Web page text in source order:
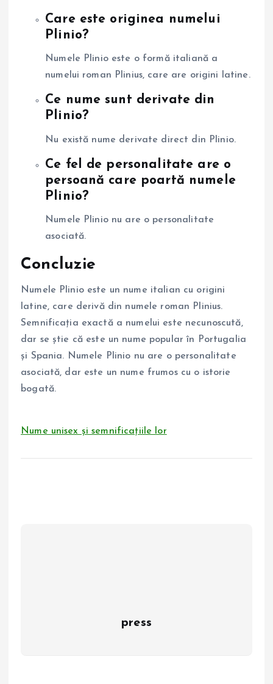
Care este originea numelui
Plinio?
Numele Plinio este o formă italiană a
numelui roman Plinius, care are origini latine.
Ce nume sunt derivate din
Plinio?
Nu există nume derivate direct din Plinio.
Ce fel de personalitate are o
persoană care poartă numele
Plinio?
Numele Plinio nu are o personalitate
asociată.
Concluzie
Numele Plinio este un nume italian cu origini
latine, care derivă din numele roman Plinius.
Semnificația exactă a numelui este necunoscută,
dar se știe că este un nume popular în Portugalia
și Spania. Numele Plinio nu are o personalitate
asociată, dar este un nume frumos cu o istorie
bogată.
Nume unisex și semnificațiile lor
press